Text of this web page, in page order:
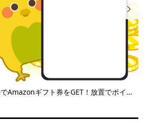
Amazonギフト券をGET！放置でポイ...
